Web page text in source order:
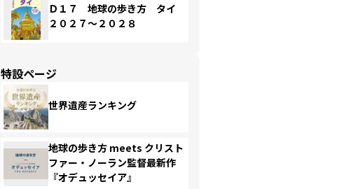
Ｄ１７ 地球の歩き方 タイ
２０２７～２０２８
特設ページ
世界遺産ランキング
地球の歩き方 meets クリスト
ファー・ノーラン監督最新作
『オデュッセイア』